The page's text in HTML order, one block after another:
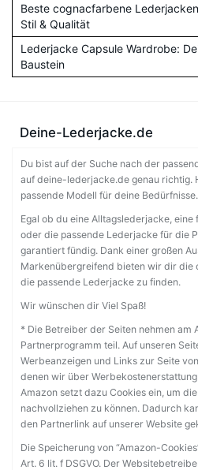
Beste cognacfarbene
Stil & Qualität
Lederjacke Capsule Wardrobe:
Baustein
Deine-Lederjacke.de
Du bist auf der Suche nach der
auf deine-lederjacke.de genau richtig.
passende Modell für deine Bedürfnisse.
Egal ob du eine Alltagslederjacke,
oder die passende Lederjacke für die
garantiert fündig. Dank einer großen
Markenübergreifend bieten wir dir die
die passende Lederjacke zu finden.
Wir wünschen dir Viel Spaß!
* Die Betreiber der Seiten nehmen am
Partnerprogramm teil. Auf unseren
Werbeanzeigen und Links zur Seite
denen wir über
Amazon setzt dazu Cookies ein, um
nachvollziehen zu können. Dadurch
den Partnerlink auf unserer Website
Die Speicherung von “Amazon-
Art. 6 lit. f DSGVO. Der